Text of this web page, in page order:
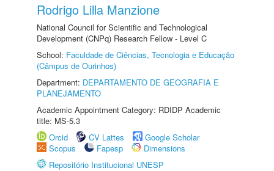
Rodrigo Lilla Manzione
National Council for Scientific and Technological
Development (CNPq) Research Fellow - Level C
School: Faculdade de Ciências, Tecnologia e Educação
(Câmpus de Ourinhos)
Department: DEPARTAMENTO DE GEOGRAFIA E
PLANEJAMENTO
Academic Appointment Category: RDIDP Academic
title: MS-5.3
Orcid
CV Lattes
Google Scholar
Scopus
Fapesp
Dimensions
Repositório Institucional UNESP